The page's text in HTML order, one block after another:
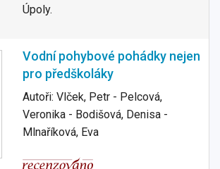
Úpoly.
Vodní pohybové pohádky nejen
pro předškoláky
Autoři: Vlček, Petr - Pelcová,
Veronika - Bodišová, Denisa -
Mlnaříková, Eva